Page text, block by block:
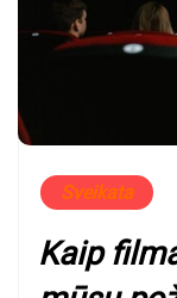
Sveikata
Kaip